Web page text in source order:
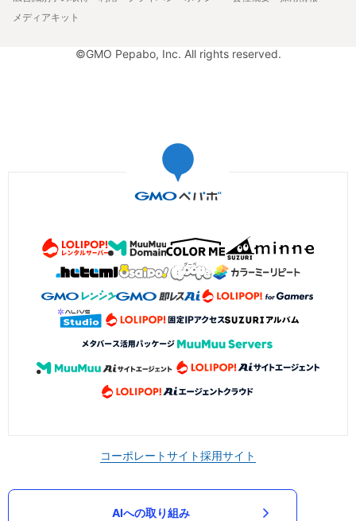
メディアキット
©GMO Pepabo, Inc. All rights reserved.
コーポレートサイト採用サイト
AIへの取り組み